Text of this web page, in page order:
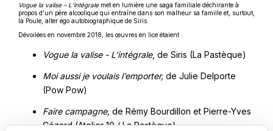
Vogue la valise – L’intégrale met en lumière une saga familiale déchirante à
propos d’un père alcoolique qui entraîne dans son malheur sa famille et, surtout,
la Poule, alter ego autobiographique de Siris.
Dévoilées en novembre 2018, les œuvres en lice étaient :
Vogue la valise - L’intégrale, de Siris (La Pastèque)
Moi aussi je voulais l’emporter, de Julie Delporte
(Pow Pow)
Faire campagne, de Rémy Bourdillon et Pierre-Yves
Cézard (Atelier 10 / La Pastèque)